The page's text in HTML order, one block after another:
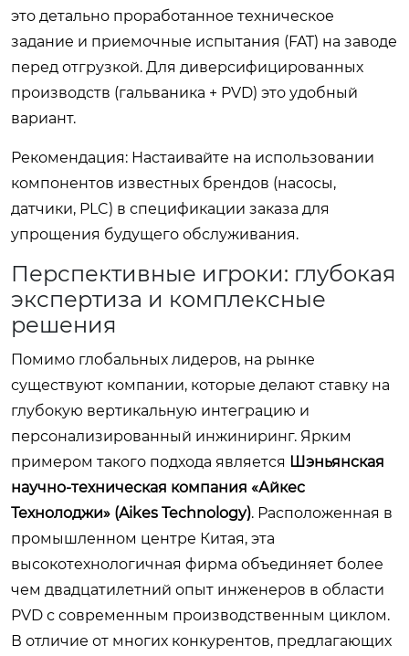
это детально проработанное техническое
задание и приемочные испытания (FAT) на заводе
перед отгрузкой. Для диверсифицированных
производств (гальваника + PVD) это удобный
вариант.
Рекомендация: Настаивайте на использовании
компонентов известных брендов (насосы,
датчики, PLC) в спецификации заказа для
упрощения будущего обслуживания.
Перспективные игроки: глубокая
экспертиза и комплексные
решения
Помимо глобальных лидеров, на рынке
существуют компании, которые делают ставку на
глубокую вертикальную интеграцию и
персонализированный инжиниринг. Ярким
примером такого подхода является Шэньянская
научно-техническая компания «Айкес
Технолоджи» (Aikes Technology). Расположенная в
промышленном центре Китая, эта
высокотехнологичная фирма объединяет более
чем двадцатилетний опыт инженеров в области
PVD с современным производственным циклом.
В отличие от многих конкурентов, предлагающих